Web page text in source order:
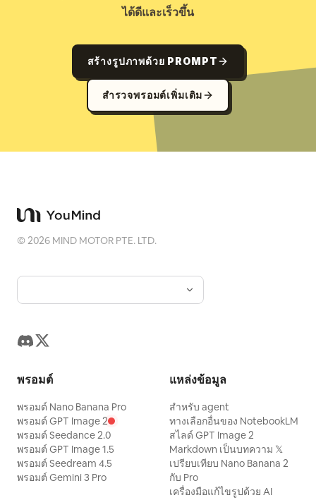
ได้ดีและเร็วขึ้น
สร้างรูปภาพด้วย PROMPT
สำรวจพรอมต์เพิ่มเติม
©2026 MIND MOTOR PTE. LTD.
พรอมต์
พรอมต์ Nano Banana Pro
พรอมต์ GPT Image 2
พรอมต์ Seedance 2.0
พรอมต์ GPT Image 1.5
พรอมต์ Seedream 4.5
พรอมต์ Gemini 3 Pro
แหล่งข้อมูล
สำหรับ agent
ทางเลือกอื่นของ NotebookLM
สไลด์ GPT Image 2
Markdown เป็นบทความ 𝕏
เปรียบเทียบ Nano Banana 2
กับ Pro
เครื่องมือแก้ไขรูปด้วย AI